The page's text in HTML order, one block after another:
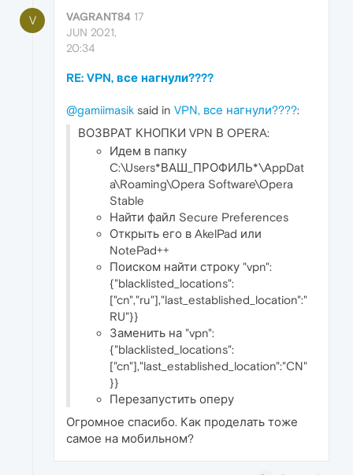
V VAGRANT84 17
JUN 2021,
20:34
RE: VPN, все нагнули????
@gamiimasik said in VPN, все нагнули????:
ВОЗВРАТ КНОПКИ VPN В OPERA:
Идем в папку
C:\Users*ВАШ_ПРОФИЛЬ*\AppDat
a\Roaming\Opera Software\Opera
Stable
Найти файл Secure Preferences
Открыть его в AkelPad или
NotePad++
Поиском найти строку "vpn":
{"blacklisted_locations":
["cn","ru"],"last_established_location":"
RU"}}
Заменить на "vpn":
{"blacklisted_locations":
["cn"],"last_established_location":"CN"
}}
Перезапустить оперу
Огромное спасибо. Как проделать тоже
самое на мобильном?